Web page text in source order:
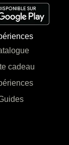
cadeau